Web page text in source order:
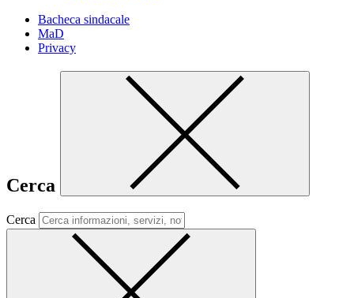
Bacheca sindacale
MaD
Privacy
Cerca
Cerca